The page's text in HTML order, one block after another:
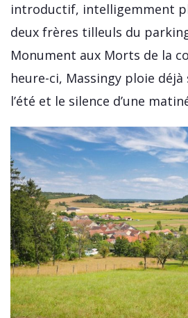
introductif, intelligemment
deux frères tilleuls du
Monument aux Morts de la
heure-ci, Massingy ploie
l’été et le silence d’une